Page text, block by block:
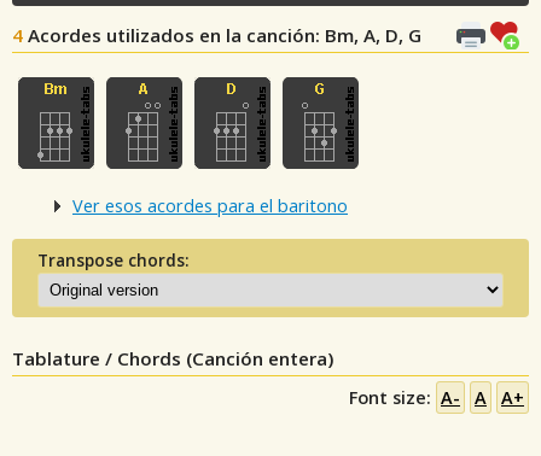
4 Acordes utilizados en la canción: Bm, A, D, G
Ver esos acordes para el baritono
Transpose chords:
Tablature / Chords (Canción entera)
Font size: A- A A+